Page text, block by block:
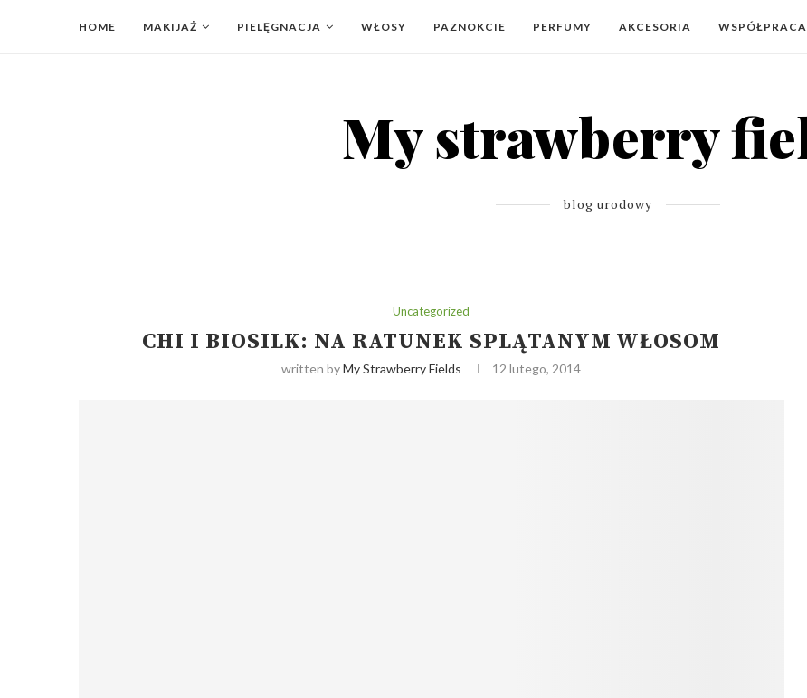
HOME MAKIJAŻ PIELĘGNACJA WŁOSY PAZNOKCIE PERFUMY AKCESORIA WSPÓŁPRACA
blog urodowy
Uncategorized
CHI I BIOSILK: NA RATUNEK SPLĄTANYM WŁOSOM
written byMy Strawberry Fields 12 lutego, 2014